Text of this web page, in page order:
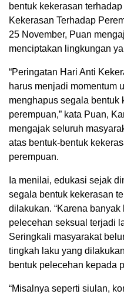
bentuk kekerasan
Kekerasan Terhadap
25 November, Puan
menciptakan lingkungan
“Peringatan Hari Anti
harus menjadi momentum
menghapus segala bentuk
perempuan,” kata Puan,
mengajak seluruh
atas bentuk-bentuk
perempuan.
Ia menilai, edukasi sejak
segala bentuk kekerasan
dilakukan. “Karena
pelecehan seksual terjadi
Seringkali masyarakat
tingkah laku yang
bentuk pelecehan kepada
“Misalnya seperti siulan,